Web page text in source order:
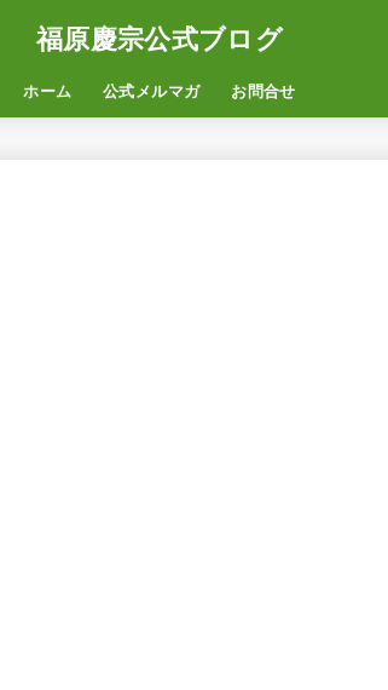
福原慶宗公式ブログ
ホーム 公式メルマガ お問合せ